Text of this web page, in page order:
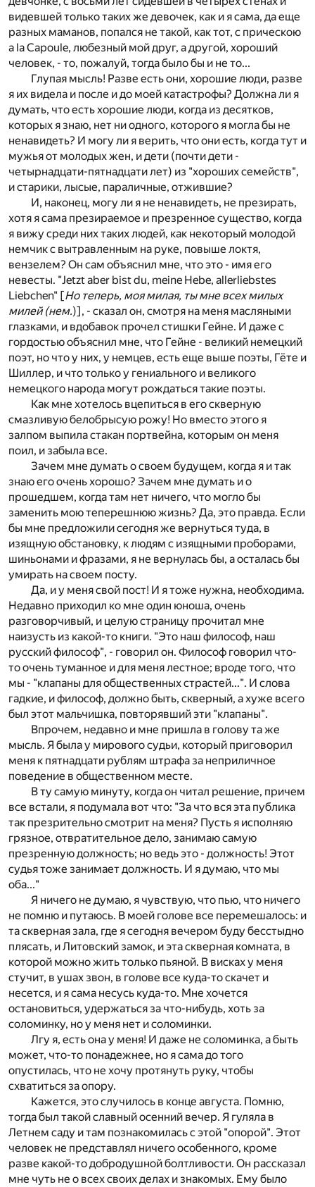
видевшей только таких же девочек, как и я сама, да еще
разных маманов, попался не такой, как тот, с прическою
a la Capoule, любезный мой друг, а другой, хороший
человек, - то, пожалуй, тогда было бы и не то...
Глупая мысль! Разве есть они, хорошие люди, разве
я их видела и после и до моей катастрофы? Должна ли я
думать, что есть хорошие люди, когда из десятков,
которых я знаю, нет ни одного, которого я могла бы не
ненавидеть? И могу ли я верить, что они есть, когда тут и
мужья от молодых жен, и дети (почти дети -
четырнадцати-пятнадцати лет) из "хороших семейств",
и старики, лысые, параличные, отжившие?
И, наконец, могу ли я не ненавидеть, не презирать,
хотя я сама презираемое и презренное существо, когда
я вижу среди них таких людей, как некоторый молодой
немчик с вытравленным на руке, повыше локтя,
вензелем? Он сам объяснил мне, что это - имя его
невесты. "Jetzt aber bist du, meine Hebe, allerliebstes
Liebchen" [Но теперь, моя милая, ты мне всех милых
милей (нем.)], - сказал он, смотря на меня масляными
глазками, и вдобавок прочел стишки Гейне. И даже с
гордостью объяснил мне, что Гейне - великий немецкий
поэт, но что у них, у немцев, есть еще выше поэты, Гёте и
Шиллер, и что только у гениального и великого
немецкого народа могут рождаться такие поэты.
Как мне хотелось вцепиться в его скверную
смазливую белобрысую рожу! Но вместо этого я
залпом выпила стакан портвейна, которым он меня
поил, и забыла все.
Зачем мне думать о своем будущем, когда я и так
знаю его очень хорошо? Зачем мне думать и о
прошедшем, когда там нет ничего, что могло бы
заменить мою теперешнюю жизнь? Да, это правда. Если
бы мне предложили сегодня же вернуться туда, в
изящную обстановку, к людям с изящными проборами,
шиньонами и фразами, я не вернулась бы, а осталась бы
умирать на своем посту.
Да, и у меня свой пост! И я тоже нужна, необходима.
Недавно приходил ко мне один юноша, очень
разговорчивый, и целую страницу прочитал мне
наизусть из какой-то книги. "Это наш философ, наш
русский философ", - говорил он. Философ говорил что-
то очень туманное и для меня лестное; вроде того, что
мы - "клапаны для общественных страстей...". И слова
гадкие, и философ, должно быть, скверный, а хуже всего
был этот мальчишка, повторявший эти "клапаны".
Впрочем, недавно и мне пришла в голову та же
мысль. Я была у мирового судьи, который приговорил
меня к пятнадцати рублям штрафа за неприличное
поведение в общественном месте.
В ту самую минуту, когда он читал решение, причем
все встали, я подумала вот что: "За что вся эта публика
так презрительно смотрит на меня? Пусть я исполняю
грязное, отвратительное дело, занимаю самую
презренную должность; но ведь это - должность! Этот
судья тоже занимает должность. И я думаю, что мы
оба..."
Я ничего не думаю, я чувствую, что пью, что ничего
не помню и путаюсь. В моей голове все перемешалось: и
та скверная зала, где я сегодня вечером буду бесстыдно
плясать, и Литовский замок, и эта скверная комната, в
которой можно жить только пьяной. В висках у меня
стучит, в ушах звон, в голове все куда-то скачет и
несется, и я сама несусь куда-то. Мне хочется
остановиться, удержаться за что-нибудь, хоть за
соломинку, но у меня нет и соломинки.
Лгу я, есть она у меня! И даже не соломинка, а быть
может, что-то понадежнее, но я сама до того
опустилась, что не хочу протянуть руку, чтобы
схватиться за опору.
Кажется, это случилось в конце августа. Помню,
тогда был такой славный осенний вечер. Я гуляла в
Летнем саду и там познакомилась с этой "опорой". Этот
человек не представлял ничего особенного, кроме
разве какой-то добродушной болтливости. Он рассказал
мне чуть не о всех своих делах и знакомых. Ему было